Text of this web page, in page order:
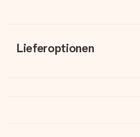
Lieferoptionen